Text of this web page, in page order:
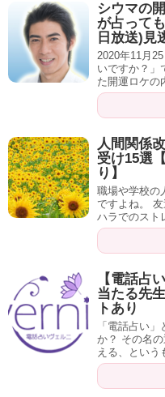
星」
スターの形をしたシンボ
安倍晴明のマーク
馴染み深いでしょうか。
すでに待ち受けに設定し
だのあなたは是非試して
厄除け・魔除け効果
晶」
炎を眺めるとリラックス
が、憑物がとれることで
シウマの
が占って
日放送)見
2020年11月
いですか？」
た開運ロケの
人間関係
受け15選
り】
職場や学校の
ですよね。
ハラでのスト
【電話占
当たる先
トあり
「電話占い
か？ その名
える、という